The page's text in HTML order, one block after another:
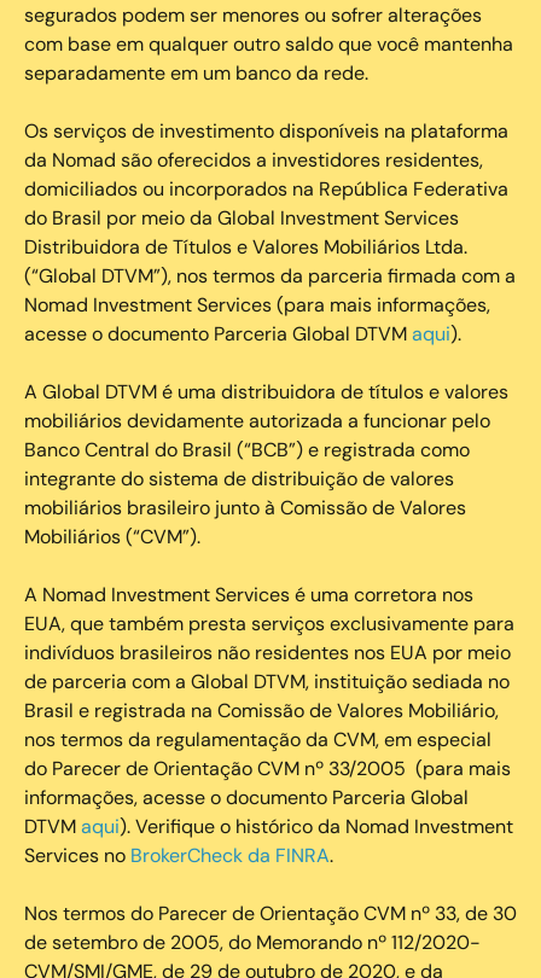
segurados podem ser menores ou sofrer alterações
com base em qualquer outro saldo que você mantenha
separadamente em um banco da rede.
Os serviços de investimento disponíveis na plataforma
da Nomad são oferecidos a investidores residentes,
domiciliados ou incorporados na República Federativa
do Brasil por meio da Global Investment Services
Distribuidora de Títulos e Valores Mobiliários Ltda.
(“Global DTVM”), nos termos da parceria firmada com a
Nomad Investment Services (para mais informações,
acesse o documento Parceria Global DTVMaqui).
A Global DTVM é uma distribuidora de títulos e valores
mobiliários devidamente autorizada a funcionar pelo
Banco Central do Brasil (“BCB”) e registrada como
integrante do sistema de distribuição de valores
mobiliários brasileiro junto à Comissão de Valores
Mobiliários (“CVM”).
‍A Nomad Investment Services é uma corretora nos
EUA, que também presta serviços exclusivamente para
indivíduos brasileiros não residentes nos EUA por meio
de parceria com a Global DTVM, instituição sediada no
Brasil e registrada na Comissão de Valores Mobiliário,
nos termos da regulamentação da CVM, em especial
do Parecer de Orientação CVM nº 33/2005 (para mais
informações, acesse o documento Parceria Global
DTVMaqui). Verifique o histórico da Nomad Investment
Services no BrokerCheck da FINRA.
Nos termos do Parecer de Orientação CVM nº 33, de 30
de setembro de 2005, do Memorando nº 112/2020-
CVM/SMI/GME, de 29 de outubro de 2020, e da